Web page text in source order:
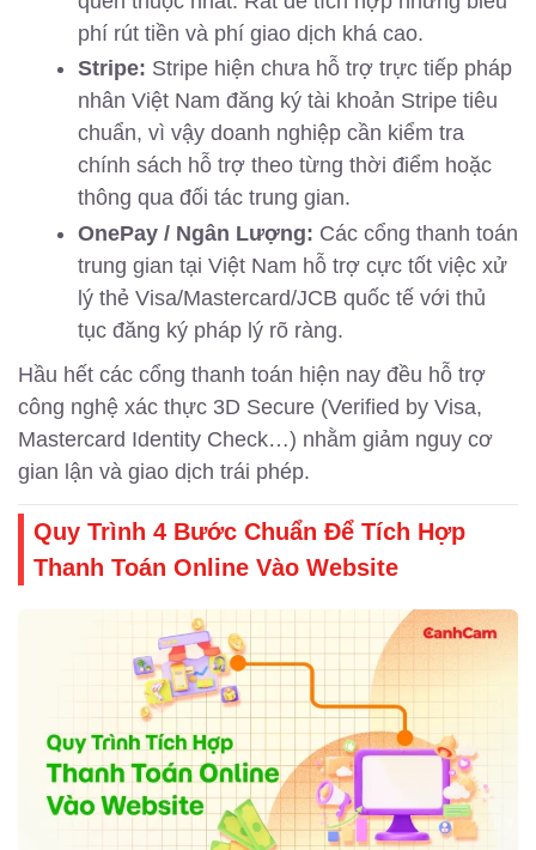
phí rút tiền và phí giao dịch khá cao.
Stripe: Stripe hiện chưa hỗ trợ trực tiếp pháp
nhân Việt Nam đăng ký tài khoản Stripe tiêu
chuẩn, vì vậy doanh nghiệp cần kiểm tra
chính sách hỗ trợ theo từng thời điểm hoặc
thông qua đối tác trung gian.
OnePay / Ngân Lượng: Các cổng thanh toán
trung gian tại Việt Nam hỗ trợ cực tốt việc xử
lý thẻ Visa/Mastercard/JCB quốc tế với thủ
tục đăng ký pháp lý rõ ràng.
Hầu hết các cổng thanh toán hiện nay đều hỗ trợ
công nghệ xác thực 3D Secure (Verified by Visa,
Mastercard Identity Check…) nhằm giảm nguy cơ
gian lận và giao dịch trái phép.
Quy Trình 4 Bước Chuẩn Để Tích Hợp
Thanh Toán Online Vào Website